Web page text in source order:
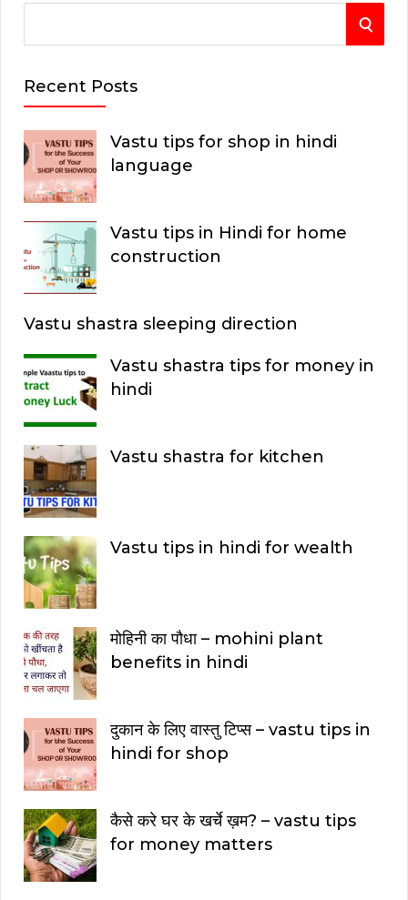
e
r
c
h
f
o
r
S
Recent Posts
Vastu tips for shop in hindi
language
Vastu tips in Hindi for home
construction
Vastu shastra sleeping direction
Vastu shastra tips for money in
hindi
Vastu shastra for kitchen
Vastu tips in hindi for wealth
मोहिनी का पौधा – mohini plant
benefits in hindi
दुकान के लिए वास्तु टिप्स – vastu tips in
hindi for shop
कैसे करे घर के खर्चे ख़म? – vastu tips
for money matters